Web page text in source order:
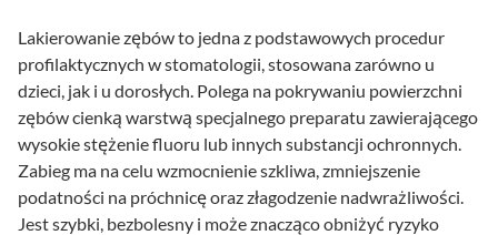
Lakierowanie zębów to jedna z podstawowych procedur
profilaktycznych w stomatologii, stosowana zarówno u
dzieci, jak i u dorosłych. Polega na pokrywaniu powierzchni
zębów cienką warstwą specjalnego preparatu zawierającego
wysokie stężenie fluoru lub innych substancji ochronnych.
Zabieg ma na celu wzmocnienie szkliwa, zmniejszenie
podatności na próchnicę oraz złagodzenie nadwrażliwości.
Jest szybki, bezbolesny i może znacząco obniżyć ryzyko